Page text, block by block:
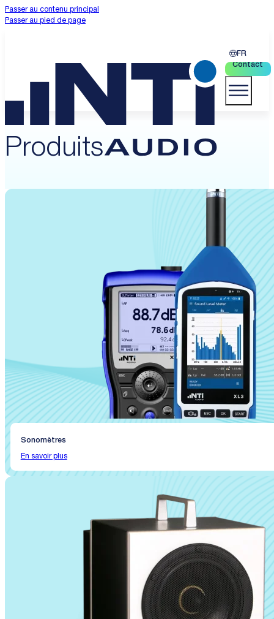
Passer au contenu principal
Passer au pied de page
FR
Contact
Produits
Sonomètres
En savoir plus